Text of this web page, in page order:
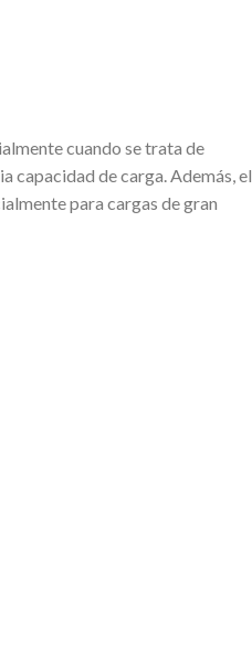
cuando se trata de
capacidad de carga. Además, el
para cargas de gran